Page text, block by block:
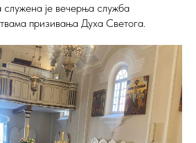
служена је вечерња служба
призивања Духа Светога.